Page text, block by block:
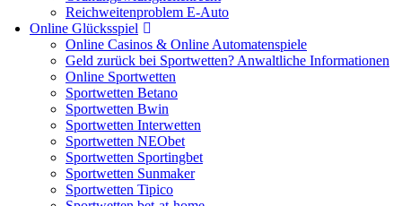
Reichweitenproblem E-Auto
Online Glücksspiel
Online Casinos & Online Automatenspiele
Geld zurück bei Sportwetten? Anwaltliche Informationen
Online Sportwetten
Sportwetten Betano
Sportwetten Bwin
Sportwetten Interwetten
Sportwetten NEObet
Sportwetten Sportingbet
Sportwetten Sunmaker
Sportwetten Tipico